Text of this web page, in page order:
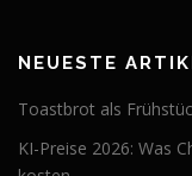
NEUESTE
Toastbrot als
KI-Preise 2026: Was